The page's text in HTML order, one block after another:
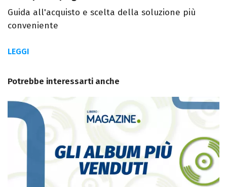
Guida all'acquisto e scelta della soluzione più
conveniente
LEGGI
Potrebbe interessarti anche